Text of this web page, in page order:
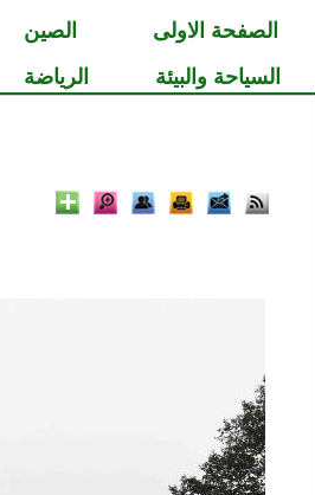
الصفحة الاولى الصين
السياحة والبيئة
الرياضة